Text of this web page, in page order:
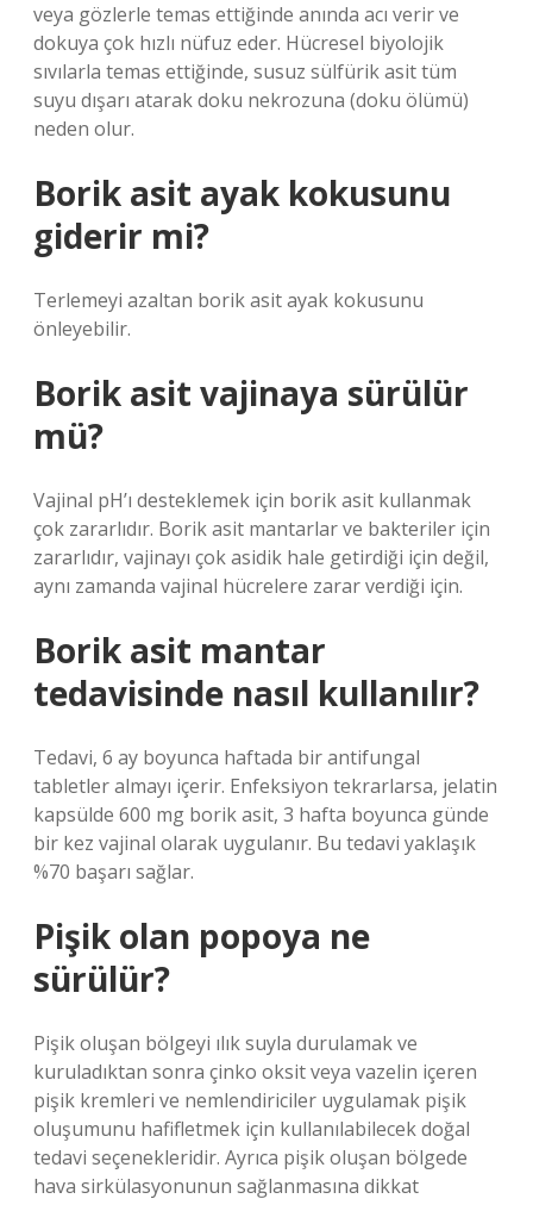
veya gözlerle temas ettiğinde anında acı verir ve
dokuya çok hızlı nüfuz eder. Hücresel biyolojik
sıvılarla temas ettiğinde, susuz sülfürik asit tüm
suyu dışarı atarak doku nekrozuna (doku ölümü)
neden olur.
Borik asit ayak kokusunu
giderir mi?
Terlemeyi azaltan borik asit ayak kokusunu
önleyebilir.
Borik asit vajinaya sürülür
mü?
Vajinal pH’ı desteklemek için borik asit kullanmak
çok zararlıdır. Borik asit mantarlar ve bakteriler için
zararlıdır, vajinayı çok asidik hale getirdiği için değil,
aynı zamanda vajinal hücrelere zarar verdiği için.
Borik asit mantar
tedavisinde nasıl kullanılır?
Tedavi, 6 ay boyunca haftada bir antifungal
tabletler almayı içerir. Enfeksiyon tekrarlarsa, jelatin
kapsülde 600 mg borik asit, 3 hafta boyunca günde
bir kez vajinal olarak uygulanır. Bu tedavi yaklaşık
%70 başarı sağlar.
Pişik olan popoya ne
sürülür?
Pişik oluşan bölgeyi ılık suyla durulamak ve
kuruladıktan sonra çinko oksit veya vazelin içeren
pişik kremleri ve nemlendiriciler uygulamak pişik
oluşumunu hafifletmek için kullanılabilecek doğal
tedavi seçenekleridir. Ayrıca pişik oluşan bölgede
hava sirkülasyonunun sağlanmasına dikkat